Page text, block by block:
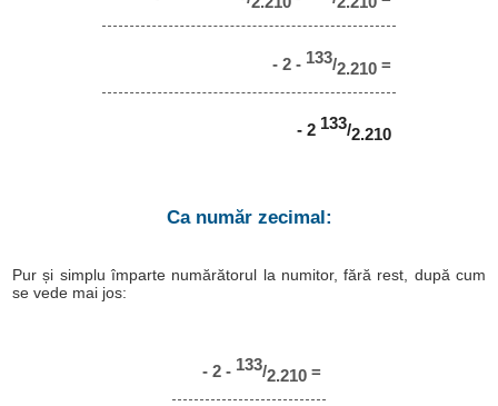
- 2 - 133/2.210=
- 2 133/2.210
Ca număr zecimal:
Pur și simplu împarte numărătorul la numitor, fără rest, după cum
se vede mai jos:
- 2 - 133/2.210=